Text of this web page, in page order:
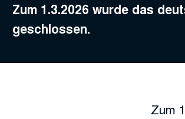
Zum 1.3.2026 wurde das
geschlossen.
Zum